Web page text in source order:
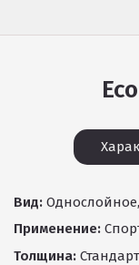
Вид:
Применение:
Толщина: